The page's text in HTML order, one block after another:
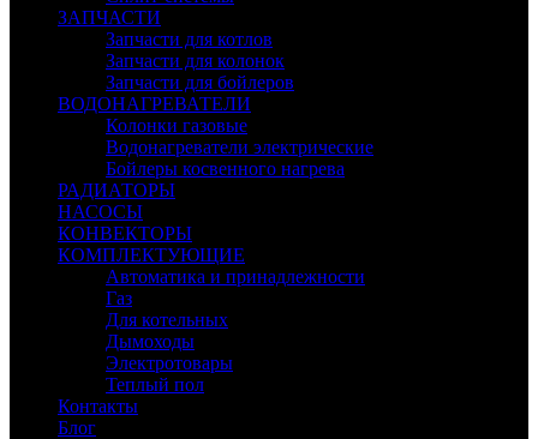
ЗАПЧАСТИ
Запчасти для котлов
Запчасти для колонок
Запчасти для бойлеров
ВОДОНАГРЕВАТЕЛИ
Колонки газовые
Водонагреватели электрические
Бойлеры косвенного нагрева
РАДИАТОРЫ
НАСОСЫ
КОНВЕКТОРЫ
КОМПЛЕКТУЮЩИЕ
Автоматика и принадлежности
Газ
Для котельных
Дымоходы
Электротовары
Теплый пол
Контакты
Блог